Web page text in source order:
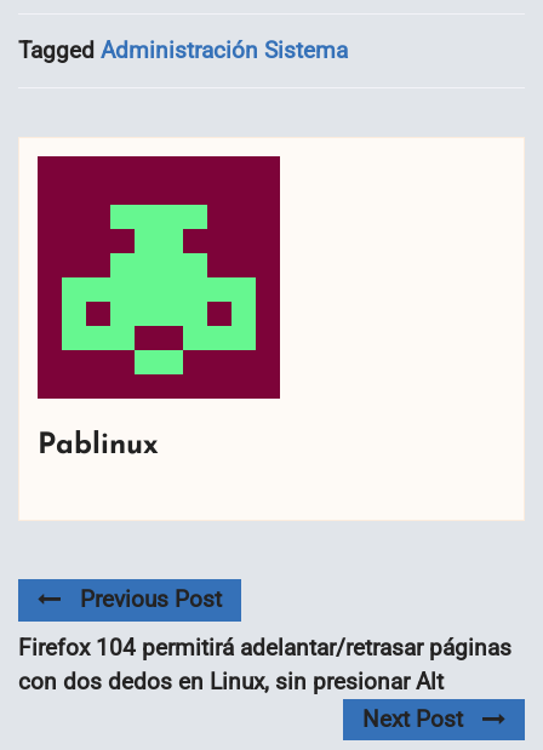
Tagged Administración Sistema
Pablinux
Previous Post
Firefox 104 permitirá adelantar/retrasar páginas
con dos dedos en Linux, sin presionar Alt
Next Post